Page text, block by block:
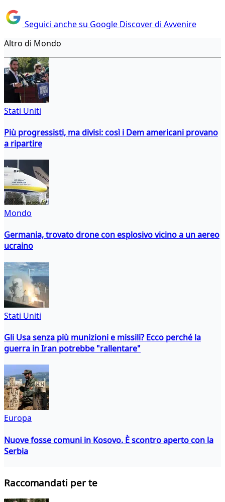
Seguici anche su Google Discover di Avvenire
Altro di Mondo
Stati Uniti
Più progressisti, ma divisi: così i Dem americani provano
a ripartire
Mondo
Germania, trovato drone con esplosivo vicino a un aereo
ucraino
Stati Uniti
Gli Usa senza più munizioni e missili? Ecco perché la
guerra in Iran potrebbe "rallentare"
Europa
Nuove fosse comuni in Kosovo. È scontro aperto con la
Serbia
Raccomandati per te